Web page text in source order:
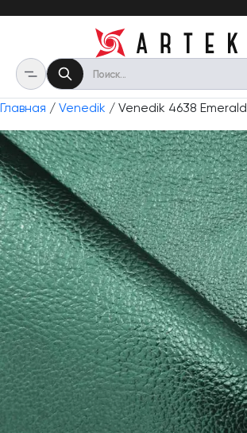
Главная / Venedik / Venedik 4638 Emerald